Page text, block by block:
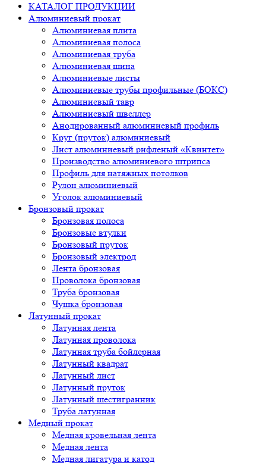
КАТАЛОГ ПРОДУКЦИИ
Алюминиевый прокат
Алюминиевая плита
Алюминиевая полоса
Алюминиевая труба
Алюминиевая шина
Алюминиевые листы
Алюминиевые трубы профильные (БОКС)
Алюминиевый тавр
Алюминиевый швеллер
Анодированный алюминиевый профиль
Круг (пруток) алюминиевый
Лист алюминиевый рифленый «Квинтет»
Производство алюминиевого штрипса
Профиль для натяжных потолков
Рулон алюминиевый
Уголок алюминиевый
Бронзовый прокат
Бронзовая полоса
Бронзовые втулки
Бронзовый пруток
Бронзовый электрод
Лента бронзовая
Проволока бронзовая
Труба бронзовая
Чушка бронзовая
Латунный прокат
Латунная лента
Латунная проволока
Латунная труба бойлерная
Латунный квадрат
Латунный лист
Латунный пруток
Латунный шестигранник
Труба латунная
Медный прокат
Медная кровельная лента
Медная лента
Медная лигатура и катод